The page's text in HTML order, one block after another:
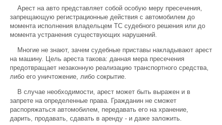
Арест на авто представляет собой особую меру пресечения,
запрещающую регистрационные действия с автомобилем до
момента исполнения владельцем ТС судебного решения или до
момента устранения существующих нарушений.
Многие не знают, зачем судебные приставы накладывают арест
на машину. Цель ареста такова: данная мера пресечения
предотвращает незаконную реализацию транспортного средства,
либо его уничтожение, либо сокрытие.
В случае необходимости, арест может быть выражен и в
запрете на определенные права. Гражданин не сможет
распоряжаться автомобилем, передавать его на хранение,
дарить, продавать, сдавать в аренду - и даже заложить.